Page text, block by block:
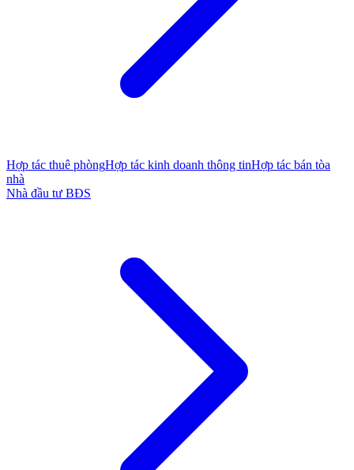
Hợp tác thuê phòngHợp tác kinh doanh thông tinHợp tác bán tòa
nhà
Nhà đầu tư BĐS